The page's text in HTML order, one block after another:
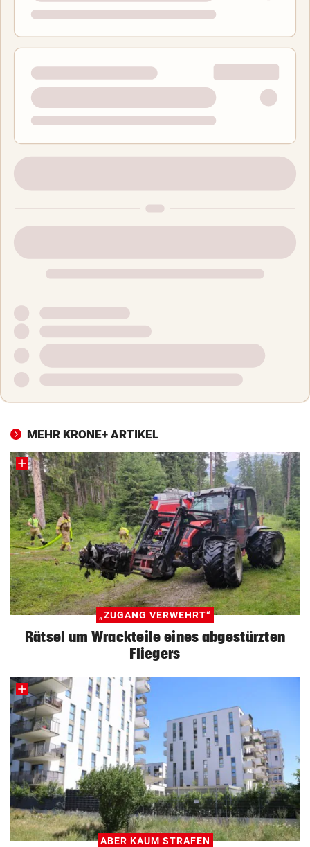
MEHR KRONE+ ARTIKEL
„ZUGANG VERWEHRT“
Rätsel um Wrackteile eines abgestürzten
Fliegers
ABER KAUM STRAFEN